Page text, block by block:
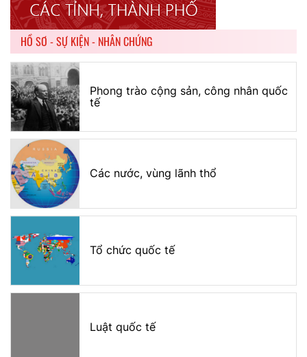
HỒ SƠ - SỰ KIỆN - NHÂN CHỨNG
Phong trào cộng sản, công nhân quốc
tế
Các nước, vùng lãnh thổ
Tổ chức quốc tế
Luật quốc tế